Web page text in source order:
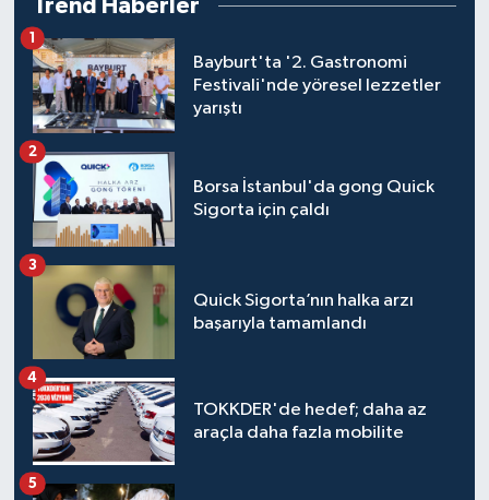
Trend Haberler
Bayburt'ta '2. Gastronomi
Festivali'nde yöresel lezzetler
yarıştı
1
Borsa İstanbul'da gong Quick
Sigorta için çaldı
2
Quick Sigorta’nın halka arzı
başarıyla tamamlandı
3
TOKKDER'de hedef; daha az
araçla daha fazla mobilite
4
5